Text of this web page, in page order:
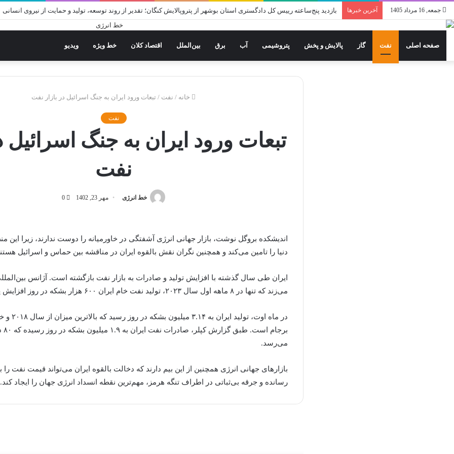
جمعه, 16 مرداد 1405 آخرین خبرها بازدید پنج‌ساعته رییس کل دادگستری استان بوشهر از پتروپالایش کنگان؛ تقدیر از روند توسعه، تولید و حمایت از نیروی انسانی
صفحه اصلی نفت گاز پالایش و پخش پتروشیمی آب برق بین‌الملل اقتصاد کلان خط ویژه ویدیو
خانه / نفت / تبعات ورود ایران به جنگ اسرائیل در بازار نفت
نفت
تبعات ورود ایران به جنگ اسرائیل
نفت
خط انرژی مهر 23, 1402 0
اندیشکده بروگل نوشت، بازار جهانی انرژی آشفتگی در خاورمیانه را دوست ندارند، زیرا
دنیا را تامین می‌کند و همچنین نگران نقش بالقوه ایران در مناقشه بین حماس و اسرائیل
ایران طی سال گذشته با افزایش تولید و صادرات به بازار نفت بازگشته است. آژانس
می‌زند که تنها در ۸ ماهه اول سال ۲۰۲۳، تولید نفت خام ایران ۶۰۰ هزار بشکه در روز افزایش یافته است.
در ماه اوت،
می‌رسد.
رسانده و جرقه بی‌ثباتی در اطراف تنگه هرمز، مهم‌ترین نقطه انسداد انرژی جهان را ایجاد کند.